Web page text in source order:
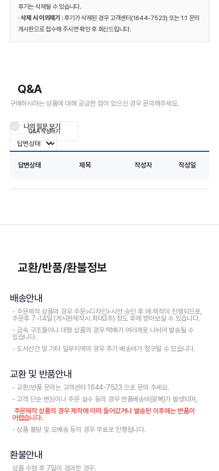
후기는 삭제될 수 있습니다.
·삭제 시 이의제기 : 후기가 삭제된 경우 고객센터(1644-7523) 또는 1:1 문의
게시판으로 접수해 주시면 확인 후 회신드립니다.
Q&A
구매하시려는 상품에 대해 궁금한 점이 있으신 경우 문의해주세요.
나의 질문 보기
답변상태 제목 작성자 작성일
Q&A 작성하기
교환/반품/환불정보
배송안내
- 주문제작 상품의 경우 주문>디자인>시안 승인 후 에 제작이 진행되므로,
주문후 7~14일 (게시판제작시 최대3주) 정도 후에 받아보실 수 있습니다.
- 금속 구조물이나 대형 상품의 경우 택배가 여러개로 나뉘어 발송될 수
있습니다.
- 도서산간 및 기타 일부지역의 경우 추가 배송비가 청구될 수 있습니다.
교환 및 반품안내
- 교환/반품 문의는 고객센터 1644-7523 으로 문의 주세요.
- 고객 단순 변심이나 주문 실수 등의 경우 반품배송비(왕복)가 발생되며,
주문제작 상품의 경우 제작에 이미 들어갔거나 발송된 이후에는 반품이
어렵습니다.
- 상품 불량 및 오배송 등의 경우 무료로 진행됩니다.
환불안내
상품 수령 후 7일이 경과한 경우.